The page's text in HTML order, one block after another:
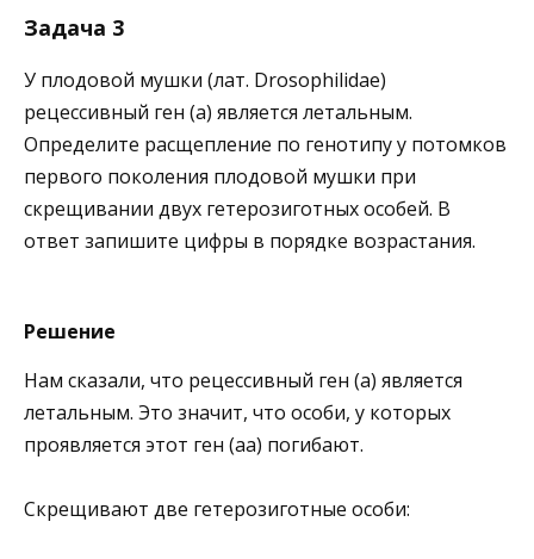
Задача 3
У плодовой мушки (лат. Drosophilidae)
рецессивный ген (а) является летальным.
Определите расщепление по генотипу у потомков
первого поколения плодовой мушки при
скрещивании двух гетерозиготных особей. В
ответ запишите цифры в порядке возрастания.
Решение
Нам сказали, что рецессивный ген (а) является
летальным. Это значит, что особи, у которых
проявляется этот ген (аа) погибают.
Скрещивают две гетерозиготные особи: